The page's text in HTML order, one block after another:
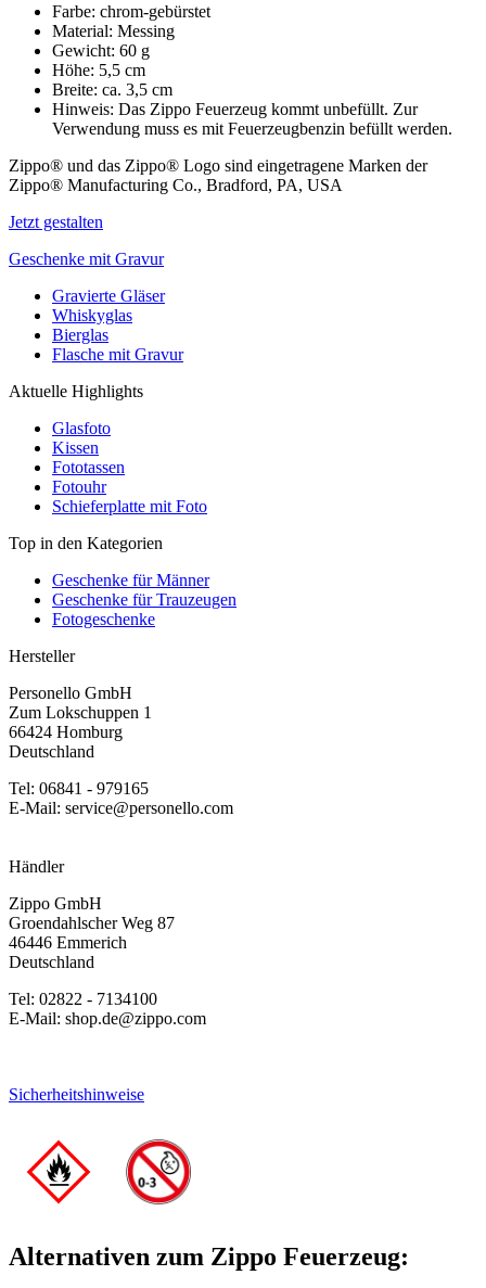
Farbe: chrom-gebürstet
Material: Messing
Gewicht: 60 g
Höhe: 5,5 cm
Breite: ca. 3,5 cm
Hinweis: Das Zippo Feuerzeug kommt unbefüllt. Zur
Verwendung muss es mit Feuerzeugbenzin befüllt werden.
Zippo® und das Zippo® Logo sind eingetragene Marken der
Zippo® Manufacturing Co., Bradford, PA, USA
Jetzt gestalten
Geschenke mit Gravur
Gravierte Gläser
Whiskyglas
Bierglas
Flasche mit Gravur
Aktuelle Highlights
Glasfoto
Kissen
Fototassen
Fotouhr
Schieferplatte mit Foto
Top in den Kategorien
Geschenke für Männer
Geschenke für Trauzeugen
Fotogeschenke
Hersteller
Personello GmbH
Zum Lokschuppen 1
66424 Homburg
Deutschland
Tel: 06841 - 979165
E-Mail: service@personello.com
Händler
Zippo GmbH
Groendahlscher Weg 87
46446 Emmerich
Deutschland
Tel: 02822 - 7134100
E-Mail: shop.de@zippo.com
Sicherheitshinweise
Alternativen zum Zippo Feuerzeug: